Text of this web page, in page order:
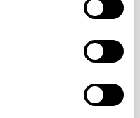
på skole-,